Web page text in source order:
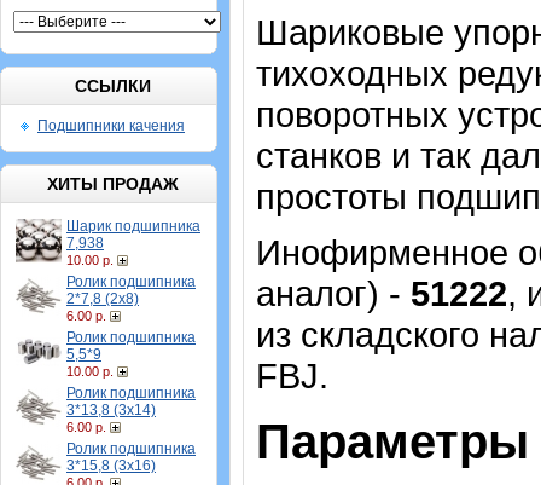
ССЫЛКИ
Подшипники качения
ХИТЫ ПРОДАЖ
Шарик подшипника
7,938
10.00 р.
Ролик подшипника
2*7,8 (2х8)
6.00 р.
Ролик подшипника
5,5*9
10.00 р.
Ролик подшипника
3*13,8 (3х14)
6.00 р.
Ролик подшипника
3*15,8 (3х16)
Шариковые
тихоходных
поворотных
станков и так
простоты
Инофирменное
аналог) - 51222,
из складского
FBJ.
Параметры